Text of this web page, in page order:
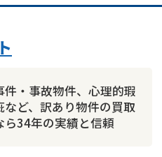
件・事故物件、心理的瑕
など、訳あり物件の買取
ら34年の実績と信頼